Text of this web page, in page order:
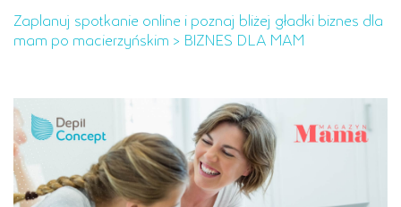
Zaplanuj spotkanie online i poznaj bliżej gładki biznes dla
mam po macierzyńskim > BIZNES DLA MAM